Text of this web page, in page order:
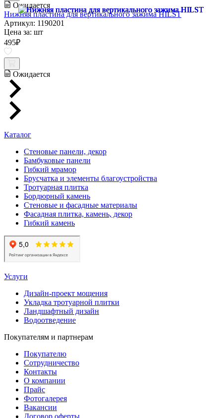
Ожидается
Нижняя пластина для вертикального зажима HILST
Артикул: 1190201
Цена за: шт
495₽
Ожидается
Каталог
Стеновые панели, декор
Бамбуковые панели
Гибкий мрамор
Брусчатка и элементы благоустройства
Тротуарная плитка
Бордюрный камень
Стеновые и фасадные материалы
Фасадная плитка, камень, декор
Гибкий камень
Услуги
Дизайн-проект мощения
Укладка тротуарной плитки
Ландшафтный дизайн
Водоотведение
Покупателям и партнерам
Покупателю
Сотрудничество
Контакты
О компании
Прайс
Фотогалерея
Вакансии
Договор оферты